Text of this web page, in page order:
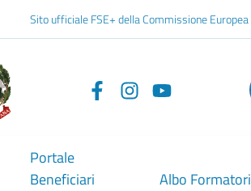
Sito ufficiale FSE+ della Commissione Europea
Seguici
Portale
Beneficiari
Albo Formatori